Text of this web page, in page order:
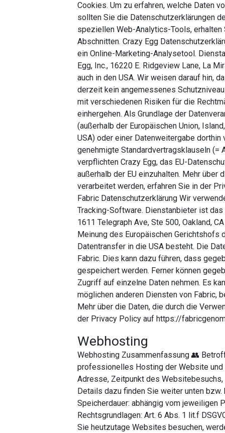
Cookies. Um zu erfahren, welche Daten
sollten Sie die Datenschutzerklärungen
speziellen Web-Analytics-Tools,
Abschnitten. Crazy Egg
ein Online-Marketing-Analysetool.
Egg, Inc., 16220 E. Ridgeview Lane, La
auch in den USA. Wir weisen darauf hin,
derzeit kein angemessenes
mit verschiedenen Risiken für die
einhergehen. Als Grundlage der
(außerhalb der Europäischen Union,
USA) oder einer Datenweitergabe
genehmigte Standardvertragsklauseln (=
verpflichten Crazy Egg, das EU-
außerhalb der EU einzuhalten. Mehr über
verarbeitet werden, erfahren Sie in der
Fabric Datenschutzerklärung Wir
Tracking-Software. Dienstanbieter ist
1611 Telegraph Ave, Ste 500, Oakland,
Meinung des Europäischen
Datentransfer in die USA besteht. Die
Fabric. Dies kann dazu führen, dass
gespeichert werden. Ferner können
Zugriff auf einzelne Daten nehmen. Es
möglichen anderen Diensten von Fabric,
Mehr über die Daten, die durch die
der Privacy Policy auf https://
Webhosting
Webhosting Zusammenfassung 👥
professionelles Hosting der Website
Adresse, Zeitpunkt des
Details dazu finden Sie weiter unten
Speicherdauer: abhängig vom jeweiligen
Rechtsgrundlagen: Art. 6 Abs. 1 lit.f
Sie heutzutage Websites besuchen,